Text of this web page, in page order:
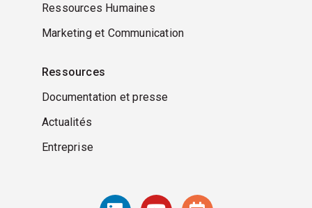
Ressources Humaines
Marketing et Communication
Ressources
Documentation et presse
Actualités
Entreprise